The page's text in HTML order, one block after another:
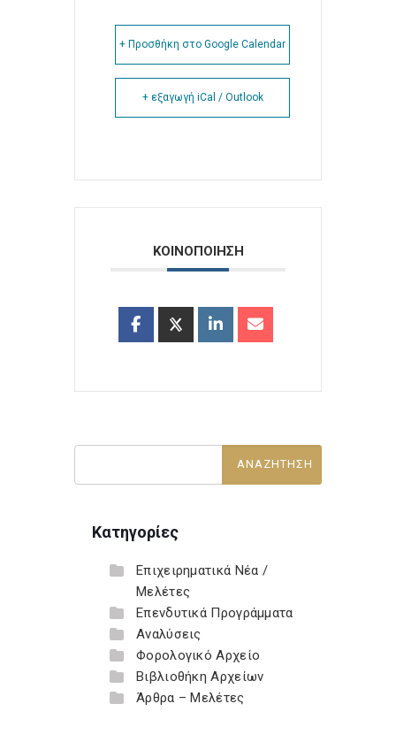
+ Προσθήκη στο Google Calendar
+ εξαγωγή iCal / Outlook
ΚΟΙΝΟΠΟΙΗΣΗ
Κατηγορίες
Επιχειρηματικά Νέα /
Μελέτες
Επενδυτικά Προγράμματα
Αναλύσεις
Φορολογικό Αρχείο
Βιβλιοθήκη Αρχείων
Άρθρα – Μελέτες